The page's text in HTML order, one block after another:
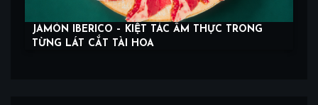
JAMÓN IBERICO – KIỆT TÁC ẨM THỰC TRONG
TỪNG LÁT CẮT TÀI HOA